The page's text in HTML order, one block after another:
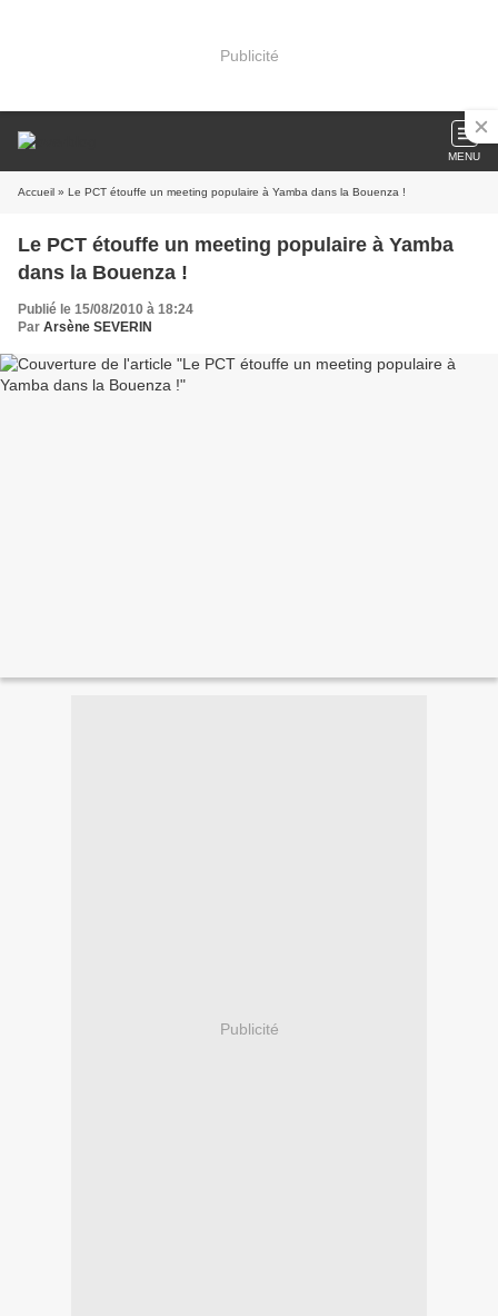
Publicité
MENU
Accueil » Le PCT étouffe un meeting populaire à Yamba dans la Bouenza !
Le PCT étouffe un meeting populaire à Yamba
dans la Bouenza !
Publié le 15/08/2010 à 18:24
Par Arsène SEVERIN
Publicité